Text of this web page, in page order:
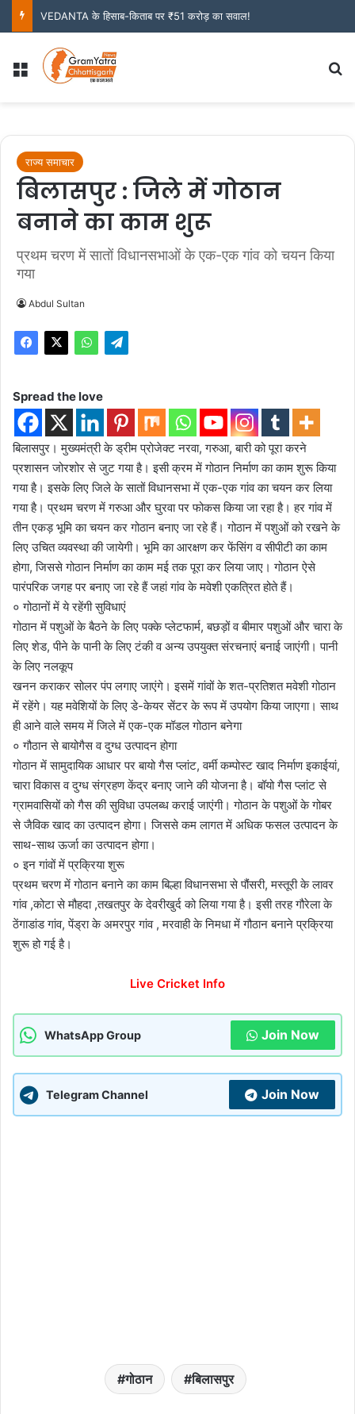
VEDANTA के हिसाब-किताब पर ₹51 करोड़ का सवाल!
Menu
राज्य समाचार
बिलासपुर : जिले में गोठान
बनाने का काम शुरू
प्रथम चरण में सातों विधानसभाओं के एक-एक गांव को चयन किया
गया
Abdul Sultan
Spread the love
बिलासपुर। मुख्यमंत्री के ड्रीम प्रोजेक्ट नरवा, गरुआ, बारी को पूरा करने
प्रशासन जोरशोर से जुट गया है। इसी क्रम में गोठान निर्माण का काम शुरू किया
गया है। इसके लिए जिले के सातों विधानसभा में एक-एक गांव का चयन कर लिया
गया है। प्रथम चरण में गरुआ और घुरवा पर फोकस किया जा रहा है। हर गांव में
तीन एकड़ भूमि का चयन कर गोठान बनाए जा रहे हैं। गोठान में पशुओं को रखने के
लिए उचित व्यवस्था की जायेगी। भूमि का आरक्षण कर फेंसिंग व सीपीटी का काम
होगा, जिससे गोठान निर्माण का काम मई तक पूरा कर लिया जाए। गोठान ऐसे
पारंपरिक जगह पर बनाए जा रहे हैं जहां गांव के मवेशी एकत्रित होते हैं।
० गोठानों में ये रहेंगी सुविधाएं
गोठान में पशुओं के बैठने के लिए पक्के प्लेटफार्म, बछड़ों व बीमार पशुओं और चारा के
लिए शेड, पीने के पानी के लिए टंकी व अन्य उपयुक्त संरचनाएं बनाई जाएंगी। पानी
के लिए नलकूप
खनन कराकर सोलर पंप लगाए जाएंगे। इसमें गांवों के शत-प्रतिशत मवेशी गोठान
में रहेंगे। यह मवेशियों के लिए डे-केयर सेंटर के रूप में उपयोग किया जाएगा। साथ
ही आने वाले समय में जिले में एक-एक मॉडल गोठान बनेगा
० गौठान से बायोगैस व दुग्ध उत्पादन होगा
गोठान में सामुदायिक आधार पर बायो गैस प्लांट, वर्मी कम्पोस्ट खाद निर्माण इकाईयां,
चारा विकास व दुग्ध संग्रहण केंद्र बनाए जाने की योजना है। बॉयो गैस प्लांट से
ग्रामवासियों को गैस की सुविधा उपलब्ध कराई जाएंगी। गोठान के पशुओं के गोबर
से जैविक खाद का उत्पादन होगा। जिससे कम लागत में अधिक फसल उत्पादन के
साथ-साथ ऊर्जा का उत्पादन होगा।
० इन गांवों में प्रक्रिया शुरू
प्रथम चरण में गोठान बनाने का काम बिल्हा विधानसभा से पौंसरी, मस्तूरी के लावर
गांव ,कोटा से मौहदा ,तखतपुर के देवरीखुर्द को लिया गया है। इसी तरह गौरेला के
ठेंगाडांड गांव, पेंड्रा के अमरपुर गांव , मरवाही के निमधा में गौठान बनाने प्रक्रिया
शुरू हो गई है।
Live Cricket Info
WhatsApp Group Join Now
Telegram Channel Join Now
गोठान बिलासपुर